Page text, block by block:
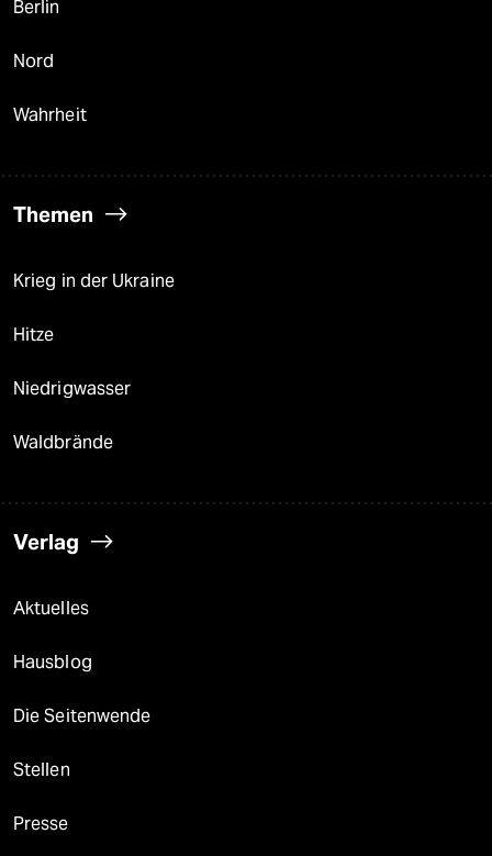
Berlin
Nord
Wahrheit
Themen
Krieg in der Ukraine
Hitze
Niedrigwasser
Waldbrände
Verlag
Aktuelles
Hausblog
Die Seitenwende
Stellen
Presse